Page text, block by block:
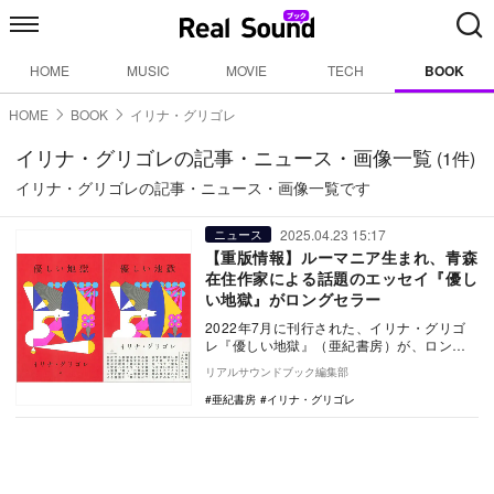
HOME MUSIC MOVIE TECH BOOK
HOME BOOK イリナ・グリゴレ
イリナ・グリゴレの記事・ニュース・画像一覧 (1件)
イリナ・グリゴレの記事・ニュース・画像一覧です
ニュース 2025.04.23 15:17
【重版情報】ルーマニア生まれ、青森
在住作家による話題のエッセイ『優し
い地獄』がロングセラー
2022年7月に刊行された、イリナ・グリゴ
レ『優しい地獄』（亜紀書房）が、ロング
セラーとなり、このたび6刷が決定した。
…
リアルサウンドブック編集部
亜紀書房
イリナ・グリゴレ